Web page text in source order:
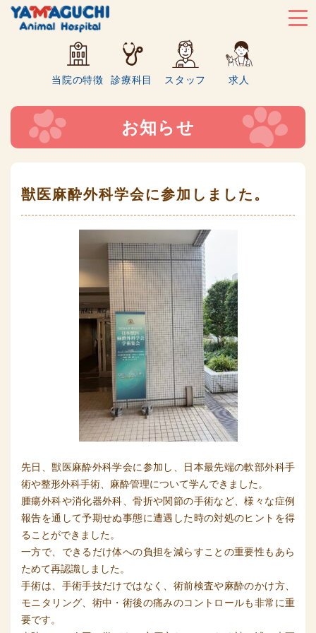
当院の特徴 診療科目 スタッフ 求人
お知らせ
獣医麻酔外科学会に参加しました。
先日、獣医麻酔外科学会に参加し、日本最先端の軟部外科手
術や整形外科手術、麻酔管理について学んできました。
腫瘍外科や消化器外科、骨折や関節の手術など、様々な症例
報告を通して予期せぬ事態に遭遇した時の対処のヒントを得
ることができました。
一方で、できるだけ体への負担を減らすことの重要性もあら
ためて再認識しました。
手術は、手術手技だけではなく、術前検査や麻酔のかけ方、
モニタリング、術中・術後の痛みのコントロールも非常に重
要です。